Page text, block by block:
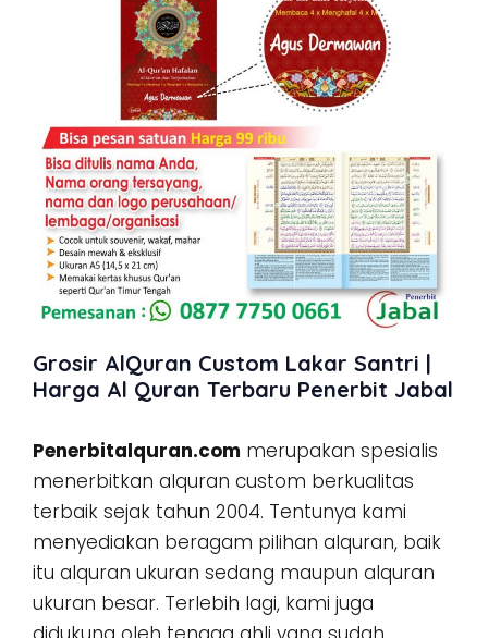
Grosir AlQuran Custom Lakar Santri |
Harga Al Quran Terbaru Penerbit Jabal
Penerbitalquran.com merupakan spesialis
menerbitkan alquran custom berkualitas
terbaik sejak tahun 2004. Tentunya kami
menyediakan beragam pilihan alquran, baik
itu alquran ukuran sedang maupun alquran
ukuran besar. Terlebih lagi, kami juga